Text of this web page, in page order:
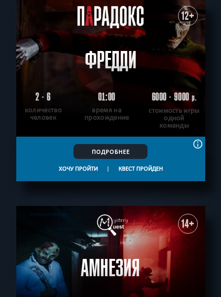
12+
ФРЕДДИ
2 - 6
количество
человек
01:00
время на
прохождение
6000 - 9000р.
стоимость игры
одной
команды
ПОДРОБНЕЕ
ХОЧУ ПРОЙТИ | КВЕСТ ПРОЙДЕН
14+
АМНЕЗИЯ